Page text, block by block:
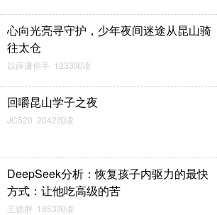
心向光亮寻守护，少年夜间迷途从昆山骑
往太仓
以薛谦你手 1233阅读
回嚼昆山学子之夜
JC520 2042阅读
DeepSeek分析：恢复孩子内驱力的最快
方式：让他吃高级的苦
王德胖 1853阅读